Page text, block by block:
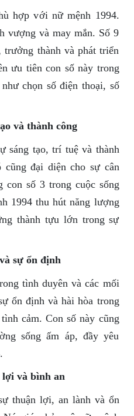
hợp với nữ mệnh 1994.
vượng và may mắn. Số 9
thành và phát triển
ưu tiên con số này trong
chọn số điện thoại, số
và thành công
sáng tạo, trí tuệ và thành
đại diện cho sự cân
con số 3 trong cuộc sống
1994 thu hút năng lượng
thành tựu lớn trong sự
sự ổn định
tình duyên và các mối
ổn định và hài hòa trong
cảm. Con số này cũng
sống ấm áp, đầy yêu
lợi và bình an
thuận lợi, an lành và ổn